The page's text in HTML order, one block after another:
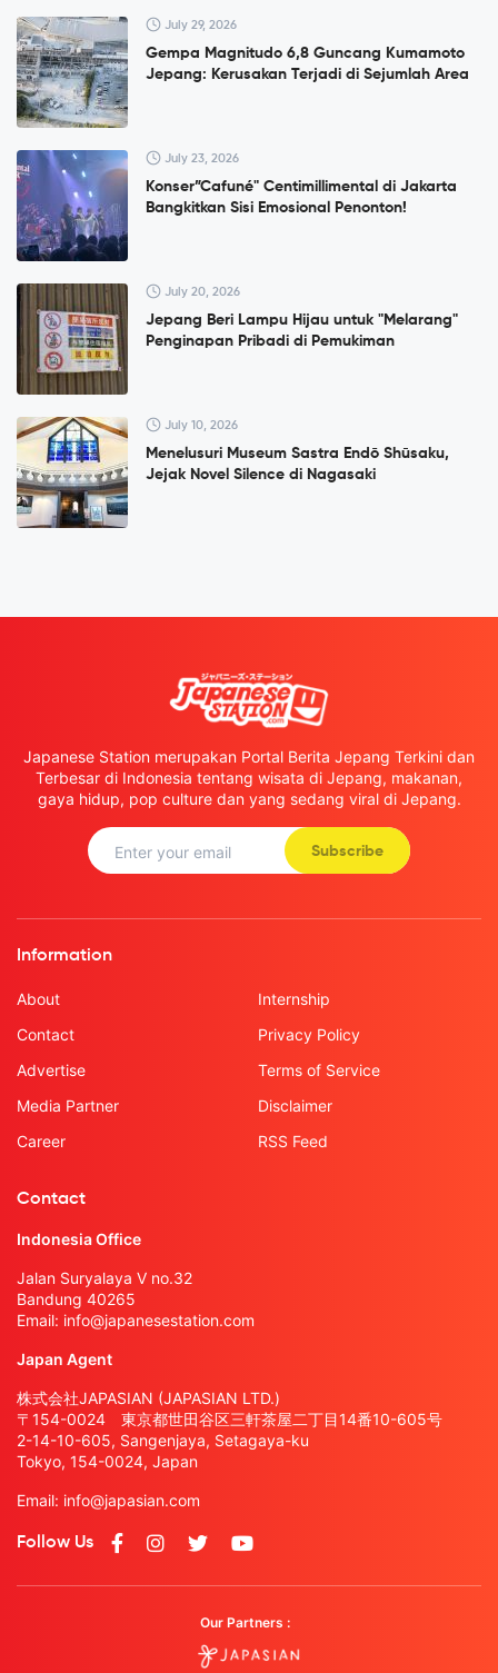
July 29, 2026
Gempa Magnitudo 6,8 Guncang Kumamoto
Jepang: Kerusakan Terjadi di Sejumlah Area
July 23, 2026
Konser”Cafuné" Centimillimental di Jakarta
Bangkitkan Sisi Emosional Penonton!
July 20, 2026
Jepang Beri Lampu Hijau untuk "Melarang"
Penginapan Pribadi di Pemukiman
July 10, 2026
Menelusuri Museum Sastra Endō Shūsaku,
Jejak Novel Silence di Nagasaki
Japanese Station merupakan Portal Berita Jepang Terkini dan
Terbesar di Indonesia tentang wisata di Jepang, makanan,
gaya hidup, pop culture dan yang sedang viral di Jepang.
Subscribe
Information
About
Contact
Advertise
Media Partner
Career
Internship
Privacy Policy
Terms of Service
Disclaimer
RSS Feed
Contact
Indonesia Office
Jalan Suryalaya V no.32
Bandung 40265
Email: info@japanesestation.com
Japan Agent
株式会社JAPASIAN (JAPASIAN LTD.)
〒154-0024 東京都世田谷区三軒茶屋二丁目14番10-605号
2-14-10-605, Sangenjaya, Setagaya-ku
Tokyo, 154-0024, Japan
Email: info@japasian.com
Follow Us
Our Partners :